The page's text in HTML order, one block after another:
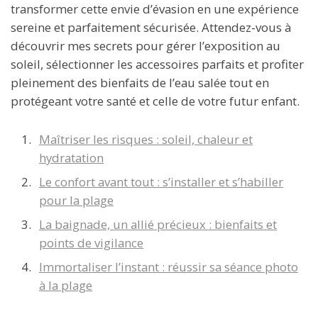
transformer cette envie d’évasion en une expérience
sereine et parfaitement sécurisée. Attendez-vous à
découvrir mes secrets pour gérer l’exposition au
soleil, sélectionner les accessoires parfaits et profiter
pleinement des bienfaits de l’eau salée tout en
protégeant votre santé et celle de votre futur enfant.
Maîtriser les risques : soleil, chaleur et
hydratation
Le confort avant tout : s’installer et s’habiller
pour la plage
La baignade, un allié précieux : bienfaits et
points de vigilance
Immortaliser l’instant : réussir sa séance photo
à la plage